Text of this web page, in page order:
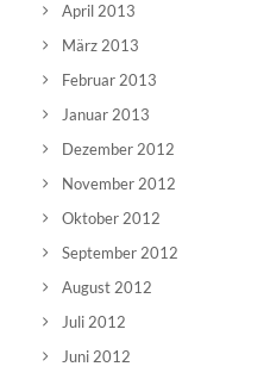
April 2013
März 2013
Februar 2013
Januar 2013
Dezember 2012
November 2012
Oktober 2012
September 2012
August 2012
Juli 2012
Juni 2012